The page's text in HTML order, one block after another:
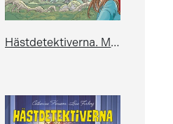
Hästdetektiverna. Mysteriet med den hemliga ryttaren